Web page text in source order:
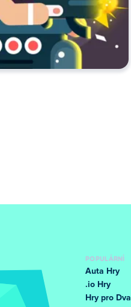
POPULÁRNÍ
Auta Hry
.io Hry
Hry pro Dva